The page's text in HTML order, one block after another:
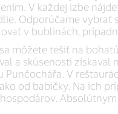
V každej izbe
Odporúčame vybrať
v bublinách,
môžete tešiť na
a skúsenosti získaval
Punčochářa. V
od babičky. Na ich
Absolútnym